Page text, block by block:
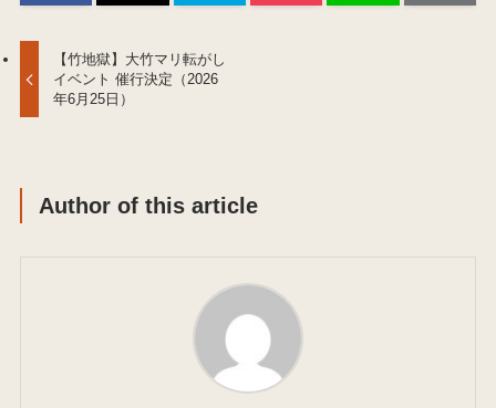
【竹地獄】大竹マリ転がし
イベント 催行決定（2026
年6月25日）
Author of this article